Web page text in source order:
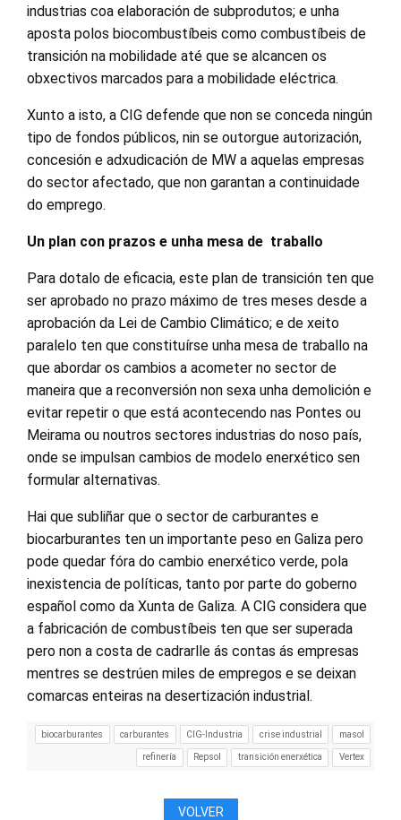
industrias coa elaboración de subprodutos; e unha
aposta polos biocombustíbeis como combustíbeis de
transición na mobilidade até que se alcancen os
obxectivos marcados para a mobilidade eléctrica.
Xunto a isto, a CIG defende que non se conceda ningún
tipo de fondos públicos, nin se outorgue autorización,
concesión e adxudicación de MW a aquelas empresas
do sector afectado, que non garantan a continuidade
do emprego.
Un plan con prazos e unha mesa de traballo
Para dotalo de eficacia, este plan de transición ten que
ser aprobado no prazo máximo de tres meses desde a
aprobación da Lei de Cambio Climático; e de xeito
paralelo ten que constituírse unha mesa de traballo na
que abordar os cambios a acometer no sector de
maneira que a reconversión non sexa unha demolición e
evitar repetir o que está acontecendo nas Pontes ou
Meirama ou noutros sectores industrias do noso país,
onde se impulsan cambios de modelo enerxético sen
formular alternativas.
Hai que subliñar que o sector de carburantes e
biocarburantes ten un importante peso en Galiza pero
pode quedar fóra do cambio enerxético verde, pola
inexistencia de políticas, tanto por parte do goberno
español como da Xunta de Galiza. A CIG considera que
a fabricación de combustíbeis ten que ser superada
pero non a costa de cadrarlle ás contas ás empresas
mentres se destrúen miles de empregos e se deixan
comarcas enteiras na desertización industrial.
biocarburantes carburantes CIG-Industria crise industrial masol
refinería Repsol transición enerxética Vertex
VOLVER